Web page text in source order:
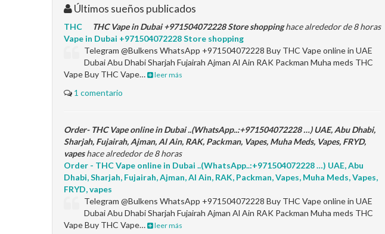
Últimos sueños publicados
THC Vape in Dubai +971504072228 Store shoppinghace alrededor de 8 horas
THC
Vape in Dubai +971504072228 Store shopping
Telegram @Bulkens WhatsApp +971504072228 Buy THC Vape online in UAE
Dubai Abu Dhabi Sharjah Fujairah Ajman Al Ain RAK Packman Muha meds THC
Vape Buy THC Vape…
leer más
1 comentario
Order- THC Vape online in Dubai ..(WhatsApp..:+971504072228 …) UAE, Abu Dhabi,
Sharjah, Fujairah, Ajman, Al Ain, RAK, Packman, Vapes, Muha Meds, Vapes, FRYD,
vapeshace alrededor de 8 horas
Order - THC Vape online in Dubai ..(WhatsApp..:+971504072228 …) UAE, Abu
Dhabi, Sharjah, Fujairah, Ajman, Al Ain, RAK, Packman, Vapes, Muha Meds, Vapes,
FRYD, vapes
Telegram @Bulkens WhatsApp +971504072228 Buy THC Vape online in UAE
Dubai Abu Dhabi Sharjah Fujairah Ajman Al Ain RAK Packman Muha meds THC
Vape Buy THC Vape…
leer más